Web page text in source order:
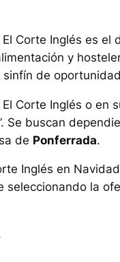
Corte Inglés es el
y
de
Corte Inglés o en
Se buscan
de Ponferrada.
Inglés en
la